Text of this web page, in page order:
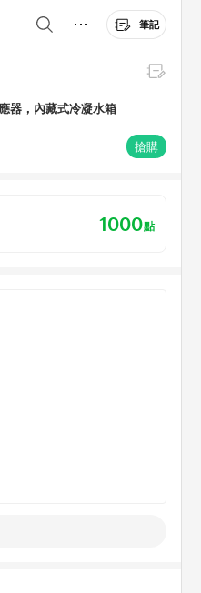
筆記
器，內藏式冷凝水箱
搶購
1000點